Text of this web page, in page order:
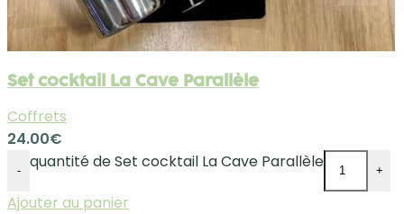
Set cocktail La Cave Parallèle
Coffrets
24.00€
- quantité de Set cocktail La Cave Parallèle +
Ajouter au panier